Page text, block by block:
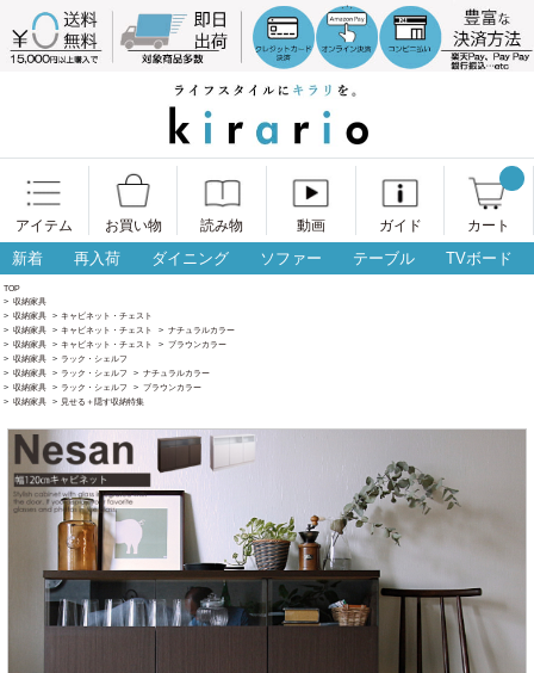
アイテム お買い物 読み物 動画 ガイド カート
新着 再入荷 ダイニング ソファー テーブル TVボード
TOP
> 収納家具
> 収納家具 > キャビネット・チェスト
> 収納家具 > キャビネット・チェスト > ナチュラルカラー
> 収納家具 > キャビネット・チェスト > ブラウンカラー
> 収納家具 > ラック・シェルフ
> 収納家具 > ラック・シェルフ > ナチュラルカラー
> 収納家具 > ラック・シェルフ > ブラウンカラー
> 収納家具 > 見せる＋隠す収納特集